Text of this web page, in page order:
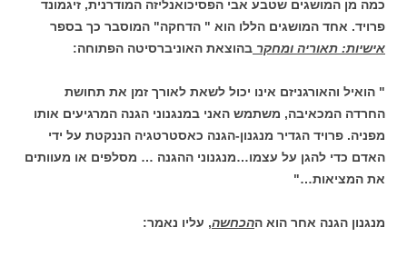
כמה מן המושגים שטבע אבי הפסיכואנליזה המודרנית, זיגמונד
פרויד. אחד המושגים הללו הוא " הדחקה" המוסבר כך בספר
אישיות: תאוריה ומחקר בהוצאת האוניברסיטה הפתוחה:
" הואיל והאורגניזם אינו יכול לשאת לאורך זמן את תחושת
החרדה המכאיבה, משתמש האני במנגנוני הגנה המרגיעים אותו
מפניה. פרויד הגדיר מנגנון-הגנה כאסטרטגיה הננקטת על ידי
האדם כדי להגן על עצמו…מנגנוני ההגנה … מסלפים או מעוותים
את המציאות…"
מנגנון הגנה אחר הוא ההכחשה, עליו נאמר: